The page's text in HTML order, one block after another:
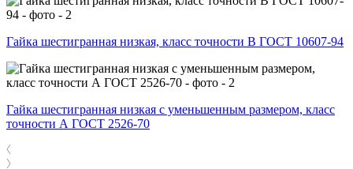
Гайка шестигранная низкая, класс точности В ГОСТ 10607-94
Гайка шестигранная низкая с уменьшенным размером, класс
точности А ГОСТ 2526-70